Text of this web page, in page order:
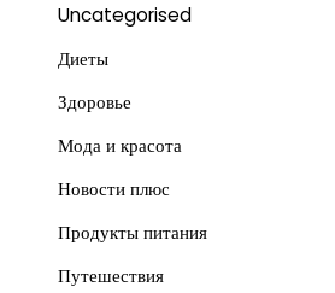
Uncategorised
Диеты
Здоровье
Мода и красота
Новости плюс
Продукты питания
Путешествия